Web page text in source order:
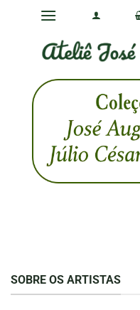
SOBRE OS ARTISTAS